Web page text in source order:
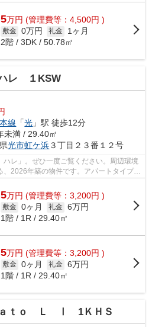
ござ...
5万円 (管理費等：4,500円 )
敷金 0万円 礼金
1ヶ月
2階 / 3DK / 50.78㎡
レ １KSW
線 「光 」駅 徒歩12分
未満 / 29.40㎡
光市虹ケ浜３丁目２３番１２号
レ」。ぜひ一度ご覧ください。周辺環境
2026年築の物件です。アパートタイプの
おす...
5万円 (管理費等：3,200円 )
敷金 0ヶ月 礼金 6万円
1階 / 1R / 29.40㎡
5万円 (管理費等：3,200円 )
敷金 0ヶ月 礼金 6万円
1階 / 1R / 29.40㎡
ａｔｏ Ｌ Ⅰ 1ＫＨＳ